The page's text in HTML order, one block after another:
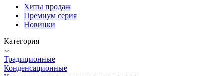
Хиты продаж
Премиум серия
Новинки
Категория
Традиционные
Конденсационные